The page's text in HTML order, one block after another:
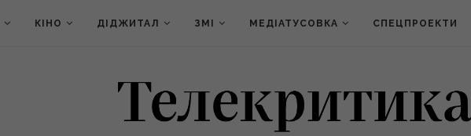
КІНО ДІДЖИТАЛ ЗМІ МЕДІАТУСОВКА СПЕЦПРОЕКТИ